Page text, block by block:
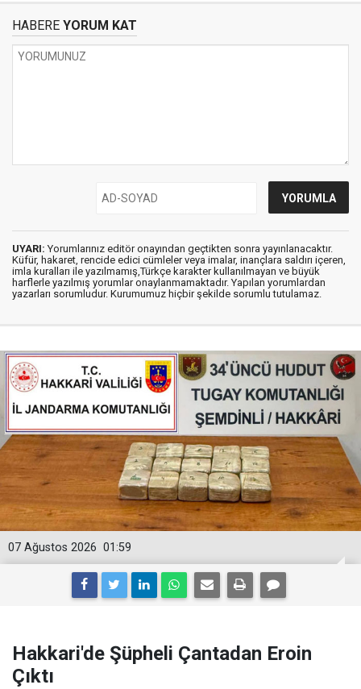
HABERE YORUM KAT
UYARI: Yorumlarınız editör onayından geçtikten sonra yayınlanacaktır.
Küfür, hakaret, rencide edici cümleler veya imalar, inançlara saldırı içeren,
imla kuralları ile yazılmamış,Türkçe karakter kullanılmayan ve büyük
harflerle yazılmış yorumlar onaylanmamaktadır. Yapılan yorumlardan
yazarları sorumludur. Kurumumuz hiçbir şekilde sorumlu tutulamaz.
01:59
07 Ağustos 2026
Hakkari'de Şüpheli Çantadan Eroin
Çıktı